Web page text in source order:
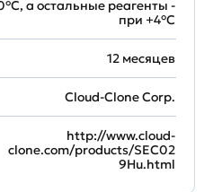
а остальные реагенты -
при +4°С
12 месяцев
Cloud-Clone Corp.
http://www.cloud-
clone.com/products/SEC02
9Hu.html